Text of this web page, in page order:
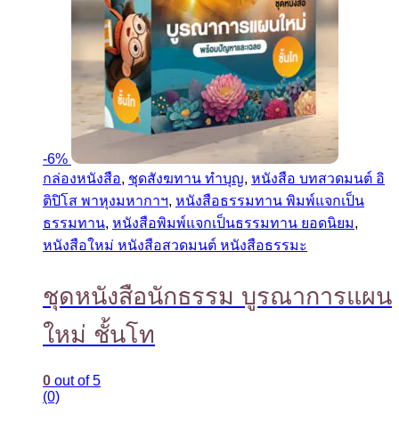
-6%
กล่องหนังสือ, ชุดสังฆทาน ทำบุญ, หนังสือ บทสวดมนต์ อิ
ติปิโส พาหุงมหากาฯ, หนังสือธรรมทาน พิมพ์แจกเป็น
ธรรมทาน, หนังสือพิมพ์แจกเป็นธรรมทาน ยอดนิยม,
หนังสือใหม่ หนังสือสวดมนต์ หนังสือธรรมะ
ชุดหนังสือนักธรรม บูรณาการแผน
ใหม่ ชั้นโท
0 out of 5
(0)